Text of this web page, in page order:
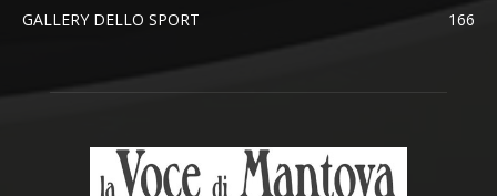
GALLERY DELLO SPORT
166